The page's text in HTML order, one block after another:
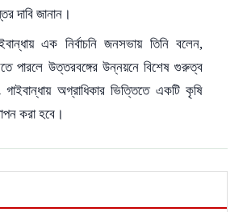
দাবি জানান।
এক নির্বাচনি জনসভায় তিনি বলেন,
পারলে উত্তরবঙ্গের উন্নয়নে বিশেষ গুরুত্ব
অগ্রাধিকার ভিত্তিতে একটি কৃষি
করা হবে।